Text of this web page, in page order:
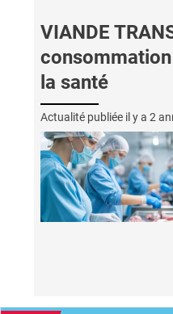
VIANDE
la santé
Actualité publiée il y a 2